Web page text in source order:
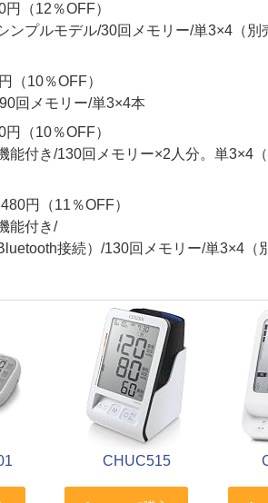
円（12％OFF）
ンプルモデル/30回メモリー/単3×4（別
（10％OFF）
回メモリー/単3×4本
円（10％OFF）
能付き/130回メモリー×2人分。単3×4
円（11％OFF）
能付き/
接続）/130回メモリー/単3×4（
CHUC515